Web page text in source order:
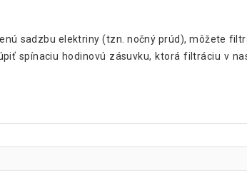
sadzbu elektriny (tzn. nočný prúd), môžete
spínaciu hodinovú zásuvku, ktorá filtráciu v